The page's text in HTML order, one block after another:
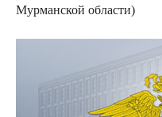
Мурманской области)